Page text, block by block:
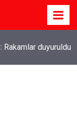
duyuruldu
hayatı iç içe!